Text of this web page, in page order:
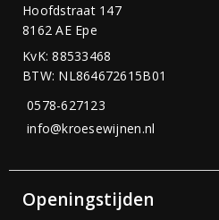
Hoofdstraat 147
8162 AE Epe
KvK: 88533468
BTW: NL864672615B01
0578-627123
info@kroesewijnen.nl
Openingstijden